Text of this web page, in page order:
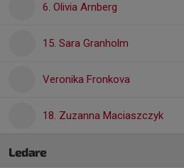
6. Olivia Arnberg
15. Sara Granholm
Veronika Fronkova
18. Zuzanna Maciaszczyk
Ledare